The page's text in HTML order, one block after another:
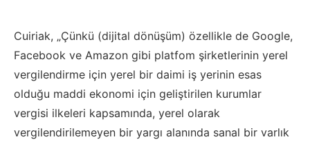
Cuiriak, „Çünkü (dijital dönüşüm) özellikle de Google,
Facebook ve Amazon gibi platfom şirketlerinin yerel
vergilendirme için yerel bir daimi iş yerinin esas
olduğu maddi ekonomi için geliştirilen kurumlar
vergisi ilkeleri kapsamında, yerel olarak
vergilendirilemeyen bir yargı alanında sanal bir varlık